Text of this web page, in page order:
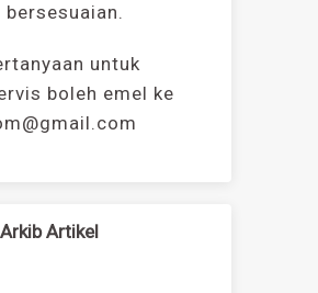
untuk
boleh emel ke
Arkib Artikel